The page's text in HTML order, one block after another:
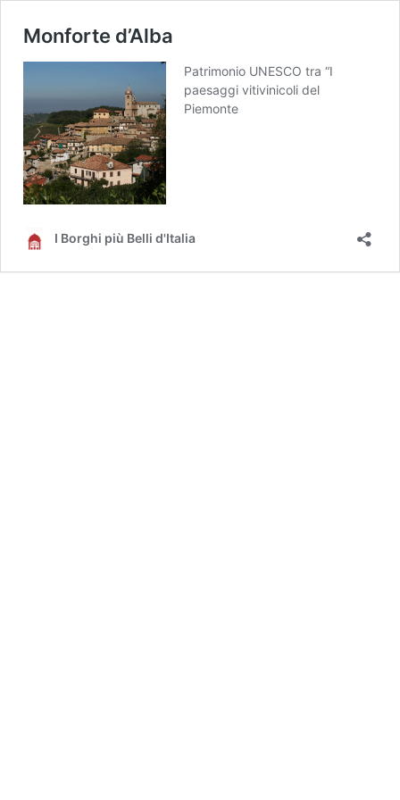
Monforte d’Alba
Patrimonio UNESCO tra “I
paesaggi vitivinicoli del
Piemonte
I Borghi più Belli d'Italia